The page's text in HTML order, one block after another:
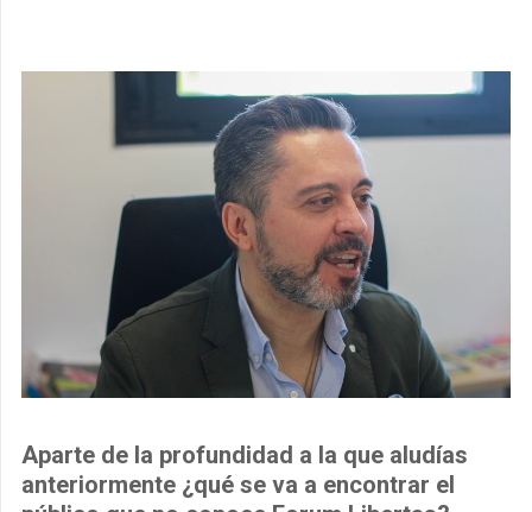
Aparte de la profundidad a la que aludías
anteriormente ¿qué se va a encontrar el